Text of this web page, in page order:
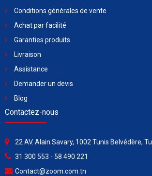
Conditions générales de vente
Achat par facilité
Garanties produits
Livraison
Assistance
Demander un devis
Blog
Contactez-nous
22 AV. Alain Savary, 1002 Tunis Belvédère,
31 300 553 - 58 490 221
Contact@zoom.com.tn